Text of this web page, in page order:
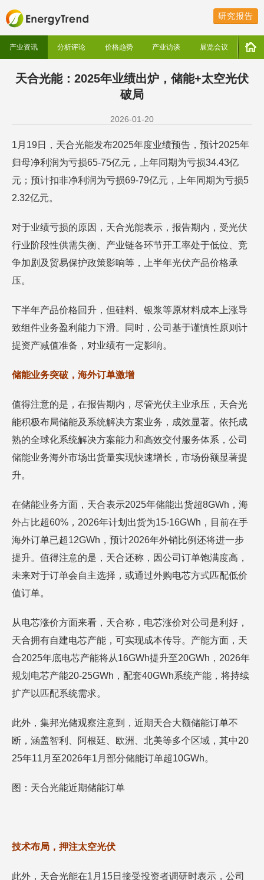
研究报告
产业资讯 分析评论 价格趋势 产业访谈 展览会议
天合光能：2025年业绩出炉，储能+太空光伏
破局
2026-01-20
1月19日，天合光能发布2025年度业绩预告，预计2025年
归母净利润为亏损65-75亿元，上年同期为亏损34.43亿
元；预计扣非净利润为亏损69-79亿元，上年同期为亏损5
2.32亿元。
对于业绩亏损的原因，天合光能表示，报告期内，受光伏
行业阶段性供需失衡、产业链各环节开工率处于低位、竞
争加剧及贸易保护政策影响等，上半年光伏产品价格承
压。
下半年产品价格回升，但硅料、银浆等原材料成本上涨导
致组件业务盈利能力下滑。同时，公司基于谨慎性原则计
提资产减值准备，对业绩有一定影响。
储能业务突破，海外订单激增
值得注意的是，在报告期内，尽管光伏主业承压，天合光
能积极布局储能及系统解决方案业务，成效显著。依托成
熟的全球化系统解决方案能力和高效交付服务体系，公司
储能业务海外市场出货量实现快速增长，市场份额显著提
升。
在储能业务方面，天合表示2025年储能出货超8GWh，海
外占比超60%，2026年计划出货为15-16GWh，目前在手
海外订单已超12GWh，预计2026年外销比例还将进一步
提升。值得注意的是，天合还称，因公司订单饱满度高，
未来对于订单会自主选择，或通过外购电芯方式匹配低价
值订单。
从电芯涨价方面来看，天合称，电芯涨价对公司是利好，
天合拥有自建电芯产能，可实现成本传导。产能方面，天
合2025年底电芯产能将从16GWh提升至20GWh，2026年
规划电芯产能20-25GWh，配套40GWh系统产能，将持续
扩产以匹配系统需求。
此外，集邦光储观察注意到，近期天合大额储能订单不
断，涵盖智利、阿根廷、欧洲、北美等多个区域，其中20
25年11月至2026年1月部分储能订单超10GWh。
图：天合光能近期储能订单
技术布局，押注太空光伏
此外，天合光能在1月15日接受投资者调研时表示，公司